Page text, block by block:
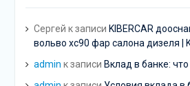
Сергей к записи KIBERCAR
вольво хс90 фар салона дизеля |
admin к записи Вклад в банке: